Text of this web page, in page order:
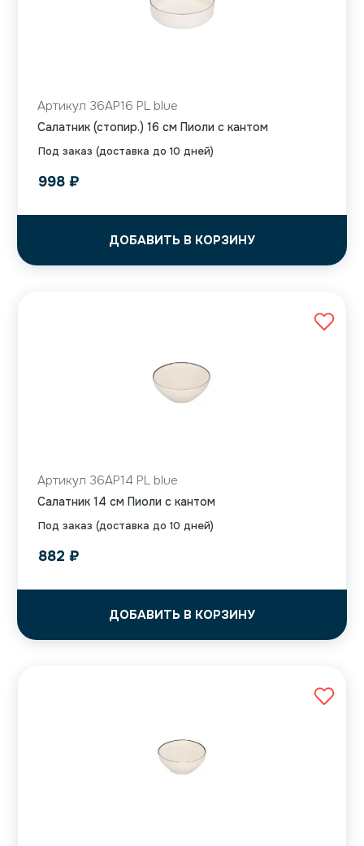
Под заказ (доставка до 10 дней)
Артикул 36AP16 PL blue
Салатник (стопир.) 16 см Пиоли с кантом
998 ₽
ДОБАВИТЬ В КОРЗИНУ
Под заказ (доставка до 10 дней)
Артикул 36AP14 PL blue
Салатник 14 см Пиоли с кантом
882 ₽
ДОБАВИТЬ В КОРЗИНУ